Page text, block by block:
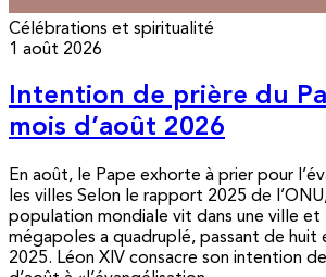
Célébrations et spiritualité
1 août 2026
Intention de prière du
mois d’août 2026
En août, le Pape exhorte à prier pour
les villes Selon le rapport 2025 de
population mondiale vit dans une ville et
mégapoles a quadruplé, passant de huit
2025. Léon XIV consacre son intention